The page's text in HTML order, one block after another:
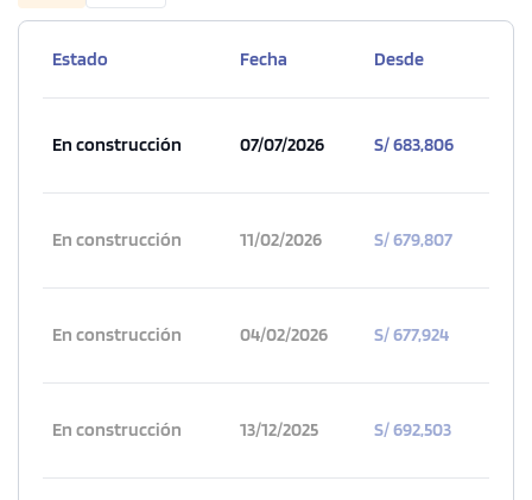
Estado Fecha Desde
En construcción 07/07/2026 S/ 683,806
En construcción 11/02/2026 S/ 679,807
En construcción 04/02/2026 S/ 677,924
En construcción 13/12/2025 S/ 692,503